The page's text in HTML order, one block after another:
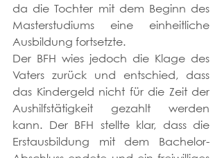
da die Tochter mit dem Beginn des
Masterstudiums eine einheitliche
Ausbildung fortsetzte.
Der BFH wies jedoch die Klage des
Vaters zurück und entschied, dass
das Kindergeld nicht für die Zeit der
Aushilfstätigkeit gezahlt werden
kann. Der BFH stellte klar, dass die
Erstausbildung mit dem Bachelor-